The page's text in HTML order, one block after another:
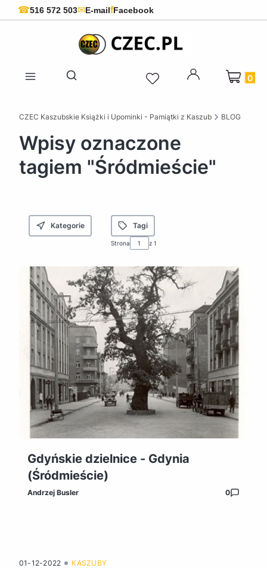
☎516 572 503✉E-mailfFacebook
Otwórz wyszukiwarkę
Produkty
CZEC Kaszubskie Książki i Upominki - Pamiątki z Kaszub BLOG
Wpisy oznaczone
tagiem "Śródmieście"
Kategorie Tagi
Strona z 1
Gdyńskie dzielnice - Gdynia
(Śródmieście)
Andrzej Busler 0
01-12-2022 KASZUBY